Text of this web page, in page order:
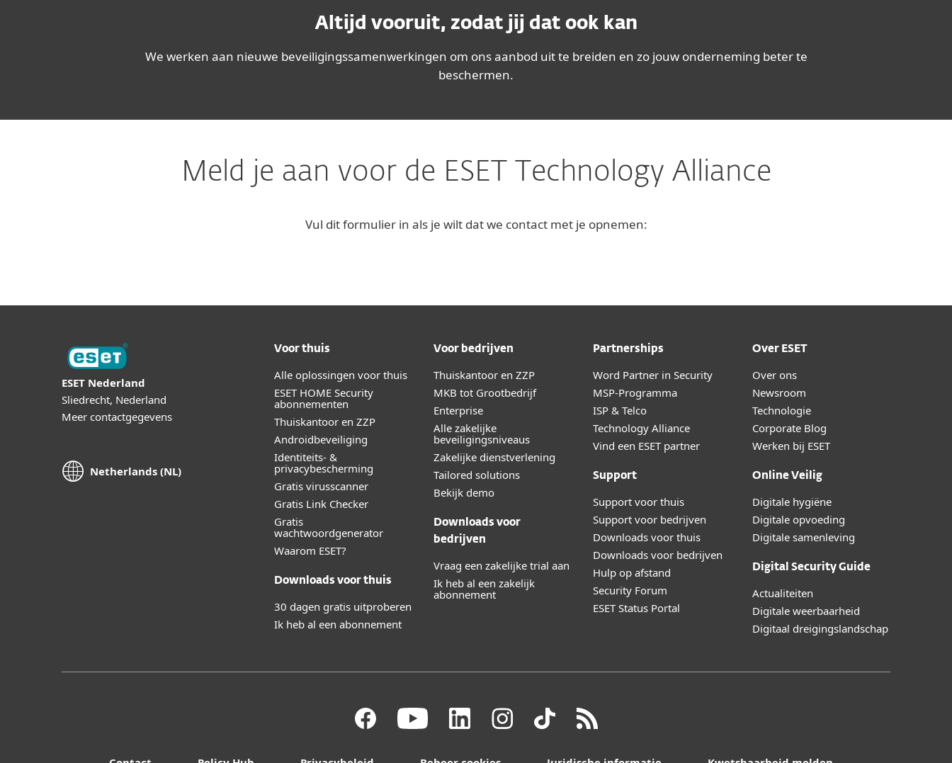
Altijd vooruit, zodat jij dat ook kan
We werken aan nieuwe beveiligingssamenwerkingen om ons aanbod uit te breiden en zo jouw onderneming beter te
beschermen.
Meld je aan voor de ESET Technology Alliance
Vul dit formulier in als je wilt dat we contact met je opnemen:
ESET Nederland
Sliedrecht, Nederland
Meer contactgegevens
Netherlands (NL)
Voor thuis
Alle oplossingen voor thuis
ESET HOME Security
abonnementen
Thuiskantoor en ZZP
Androidbeveiliging
Identiteits- &
privacybescherming
Gratis virusscanner
Gratis Link Checker
Gratis
wachtwoordgenerator
Waarom ESET?
Downloads voor thuis
30 dagen gratis uitproberen
Ik heb al een abonnement
Voor bedrijven
Thuiskantoor en ZZP
MKB tot Grootbedrijf
Enterprise
Alle zakelijke
beveiligingsniveaus
Zakelijke dienstverlening
Tailored solutions
Bekijk demo
Downloads voor
bedrijven
Vraag een zakelijke trial aan
Ik heb al een zakelijk
abonnement
Partnerships
Word Partner in Security
MSP-Programma
ISP & Telco
Technology Alliance
Vind een ESET partner
Support
Support voor thuis
Support voor bedrijven
Downloads voor thuis
Downloads voor bedrijven
Hulp op afstand
Security Forum
ESET Status Portal
Over ESET
Over ons
Newsroom
Technologie
Corporate Blog
Werken bij ESET
Online Veilig
Digitale hygiëne
Digitale opvoeding
Digitale samenleving
Digital Security Guide
Actualiteiten
Digitale weerbaarheid
Digitaal dreigingslandschap